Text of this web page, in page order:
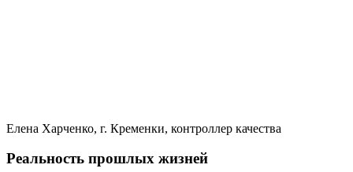
Елена Харченко, г. Кременки, контроллер качества
Реальность прошлых жизней